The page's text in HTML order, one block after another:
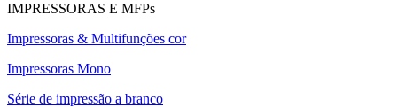
IMPRESSORAS E MFPs
Impressoras & Multifunções cor
Impressoras Mono
Série de impressão a branco